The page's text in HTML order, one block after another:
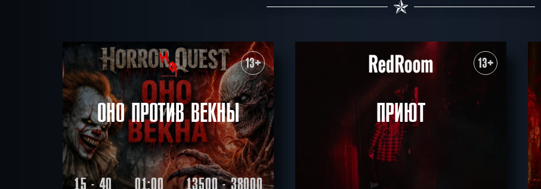
13
Четверг
10:30 11:45
20:30
14 11:45
21:30
13+
ОНО ПРОТИВ ВЕКНЫ
15 - 40 01:00 13500 - 38000
13+
ПРИЮТ